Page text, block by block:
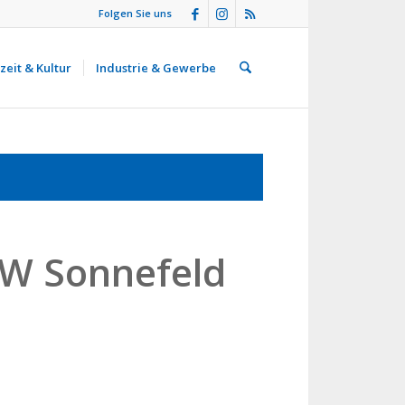
Folgen Sie uns
& Kultur Industrie & Gewerbe
Sonnefeld